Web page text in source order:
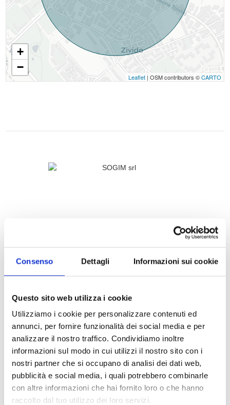
Consenso Dettagli Informazioni sui cookie
Questo sito web utilizza i cookie
Utilizziamo i cookie per personalizzare contenuti ed
annunci, per fornire funzionalità dei social media e per
analizzare il nostro traffico. Condividiamo inoltre
informazioni sul modo in cui utilizzi il nostro sito con i
nostri partner che si occupano di analisi dei dati web,
pubblicità e social media, i quali potrebbero combinarle
con altre informazioni che hai fornito loro o che hanno
raccolto dal tuo utilizzo dei loro servizi.
+
−
Leaflet| OSM contributors ©CARTO
SOGIM SRL
richieste@sogim.net
02660709 ...